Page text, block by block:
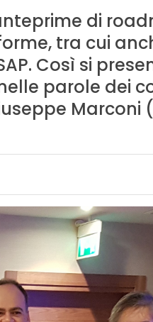
di
tra cui
Così si
parole dei
Marconi